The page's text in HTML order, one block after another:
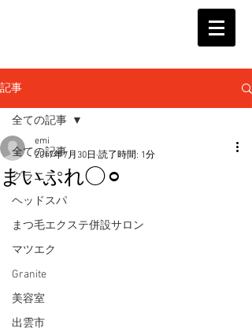
記事
全ての記事
グラニテ
ヘッドスパ
まつ毛エクステ併設サロン
マツエク
Granite
美容室
出雲市
全ての記事
まいぷれ◯⚪︎
emi
2017年7月30日 読了時間: 1分